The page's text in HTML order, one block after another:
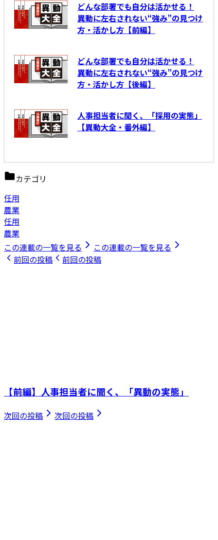
どんな部署でも自分は活かせる！
異動に左右されない“強み”の見つけ
方・活かし方【前編】
どんな部署でも自分は活かせる！
異動に左右されない“強み”の見つけ
方・活かし方【後編】
人事担当者に聞く、「採用の実態」
【異動大全・番外編】
カテゴリ
任用
農業
任用
農業
この連載の一覧を見る
この連載の一覧を見る
前回の投稿
前回の投稿
【前編】人事担当者に聞く、「異動の実態」
次回の投稿 次回の投稿